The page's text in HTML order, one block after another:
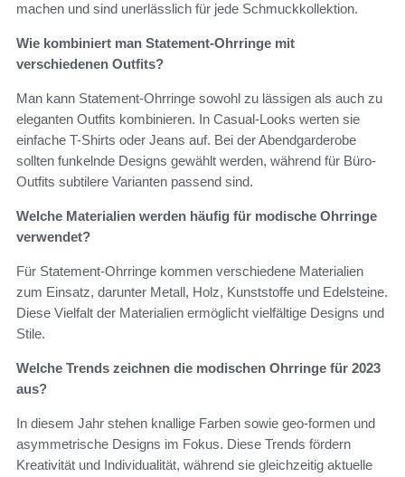
machen und sind unerlässlich für jede Schmuckkollektion.
Wie kombiniert man Statement-Ohrringe mit
verschiedenen Outfits?
Man kann Statement-Ohrringe sowohl zu lässigen als auch zu
eleganten Outfits kombinieren. In Casual-Looks werten sie
einfache T-Shirts oder Jeans auf. Bei der Abendgarderobe
sollten funkelnde Designs gewählt werden, während für Büro-
Outfits subtilere Varianten passend sind.
Welche Materialien werden häufig für modische Ohrringe
verwendet?
Für Statement-Ohrringe kommen verschiedene Materialien
zum Einsatz, darunter Metall, Holz, Kunststoffe und Edelsteine.
Diese Vielfalt der Materialien ermöglicht vielfältige Designs und
Stile.
Welche Trends zeichnen die modischen Ohrringe für 2023
aus?
In diesem Jahr stehen knallige Farben sowie geo-formen und
asymmetrische Designs im Fokus. Diese Trends fördern
Kreativität und Individualität, während sie gleichzeitig aktuelle